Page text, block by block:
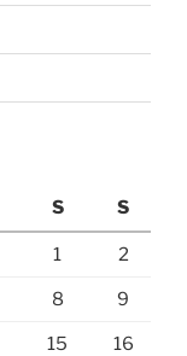
S S
1 2
8 9
15 16